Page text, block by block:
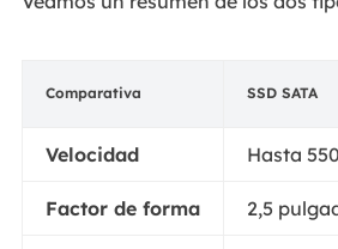
Comparativa SSD SATA
Velocidad Hasta
Factor de forma 2,5